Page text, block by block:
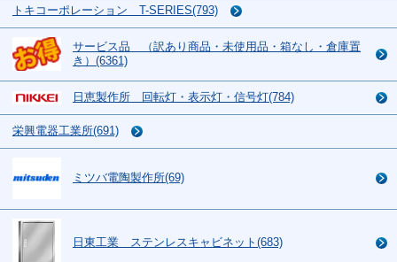
トキコーポレーション T-SERIES(793)
サービス品 （訳あり商品・未使用品・箱なし・倉庫置
き）(6361)
日恵製作所 回転灯・表示灯・信号灯(784)
栄興電器工業所(691)
ミツバ電陶製作所(69)
日東工業 ステンレスキャビネット(683)